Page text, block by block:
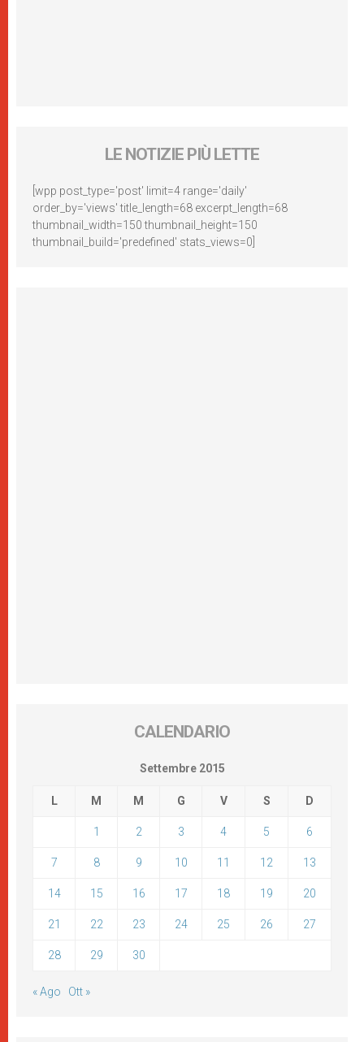
LE NOTIZIE PIÙ LETTE
[wpp post_type='post' limit=4 range='daily'
order_by='views' title_length=68 excerpt_length=68
thumbnail_width=150 thumbnail_height=150
thumbnail_build='predefined' stats_views=0]
CALENDARIO
Settembre 2015
L M M G V S D
1 2 3 4 5 6
7 8 9 10 11 12 13
14 15 16 17 18 19 20
21 22 23 24 25 26 27
28 29 30
« Ago Ott »